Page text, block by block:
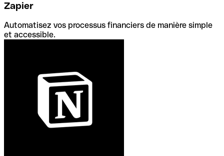
Zapier
Automatisez vos processus financiers de manière simple
et accessible.